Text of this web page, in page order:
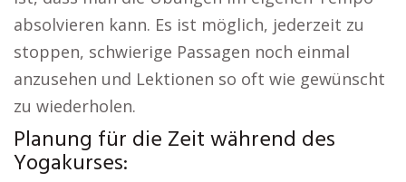
absolvieren kann. Es ist möglich, jederzeit zu
stoppen, schwierige Passagen noch einmal
anzusehen und Lektionen so oft wie gewünscht
zu wiederholen.
Planung für die Zeit während des
Yogakurses: